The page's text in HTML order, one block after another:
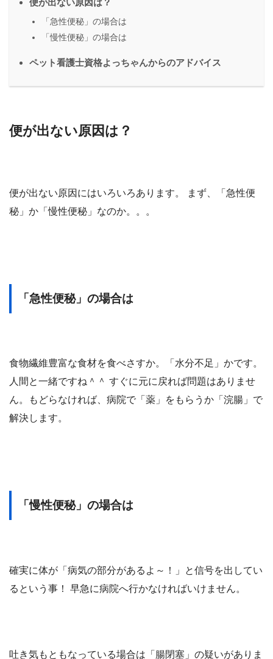
便が出ない原因は？
「急性便秘」の場合は
「慢性便秘」の場合は
ペット看護士資格よっちゃんからのアドバイス
便が出ない原因は？
便が出ない原因にはいろいろあります。 まず、「急性便
秘」か「慢性便秘」なのか。。。
「急性便秘」の場合は
食物繊維豊富な食材を食べさすか。「水分不足」かです。
人間と一緒ですね＾＾ すぐに元に戻れば問題はありませ
ん。もどらなければ、病院で「薬」をもらうか「浣腸」で
解決します。
「慢性便秘」の場合は
確実に体が「病気の部分があるよ～！」と信号を出してい
るという事！ 早急に病院へ行かなければいけません。
吐き気もともなっている場合は「腸閉塞」の疑いがありま